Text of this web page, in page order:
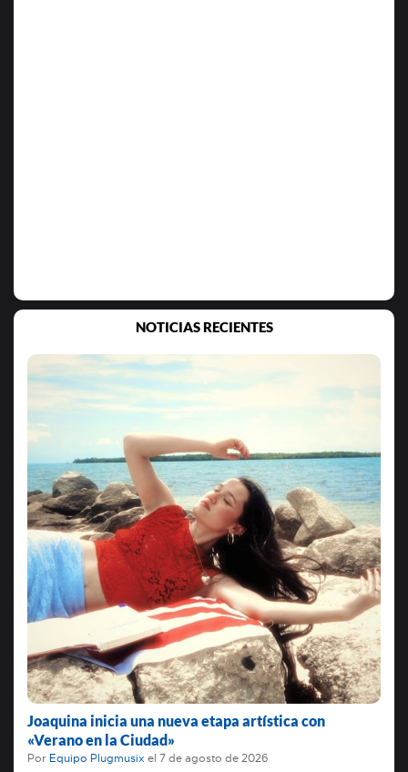
NOTICIAS RECIENTES
Joaquina inicia una nueva etapa artística con
«Verano en la Ciudad»
Por Equipo Plugmusix el 7 de agosto de 2026